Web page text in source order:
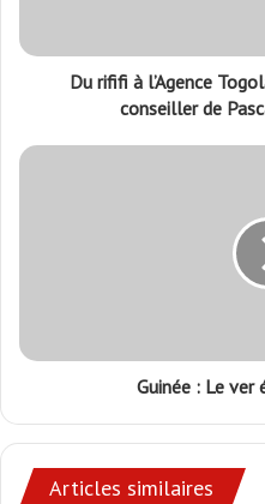
Du rififi à l’Agence
conseiller de
Guinée : Le
Articles similaires